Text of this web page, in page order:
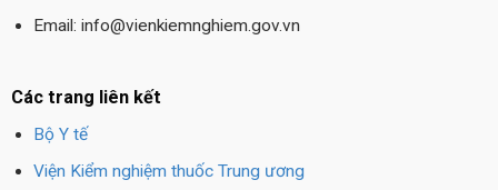
Email: info@vienkiemnghiem.gov.vn
Các trang liên kết
Bộ Y tế
Viện Kiểm nghiệm thuốc Trung ương